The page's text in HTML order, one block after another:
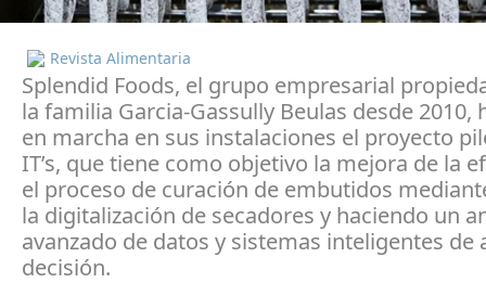
Revista Alimentaria
Splendid Foods, el grupo empresarial
la familia Garcia-Gassully Beulas desde 2010,
en marcha en sus instalaciones el proyecto
IT’s, que tiene como objetivo la mejora de la
el proceso de curación de embutidos
la digitalización de secadores y haciendo un
avanzado de datos y sistemas inteligentes de
decisión.